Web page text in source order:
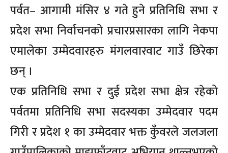
पर्वत– आगामी मंसिर ४ गते हुने प्रतिनिधि सभा र
प्रदेश सभा निर्वाचनको प्रचारप्रसारका लागि नेकपा
एमालेका उम्मेदवारहरु मंगलवारवाट गाउँ छिरेका
छन् ।
एक प्रतिनिधि सभा र दुई प्रदेश सभा क्षेत्र रहेको
पर्वतमा प्रतिनिधि सभा सदस्यका उम्मेदवार पदम
गिरी र प्रदेश १ का उम्मेदवार भक्त कुँवरले जलजला